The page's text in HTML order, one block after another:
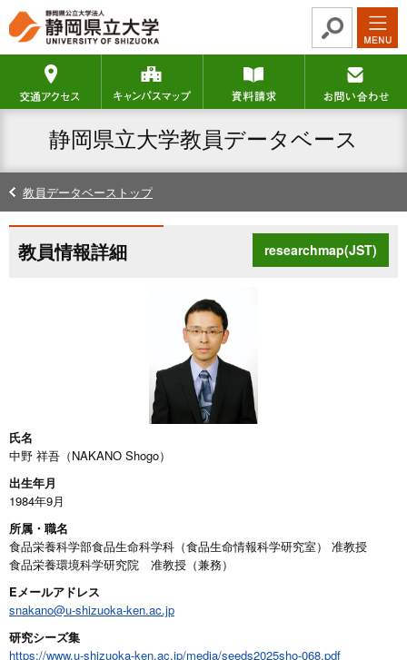
ロ
ー
ナ
ー
シ
文
へ
ー
カ
ビ
シ
ョ
ッ
タ
交通アクセス キャンパスマップ 資料請求
静岡県立大学教員データベース
教員データベーストップ
researchmap(JST)
教員情報詳細
氏名
中野 祥吾（NAKANO Shogo）
出生年月
1984年9月
所属・職名
食品栄養科学部食品生命科学科（食品生命情報科学研究室） 准教授
食品栄養環境科学研究院 准教授（兼務）
Eメールアドレス
snakano@u-shizuoka-ken.ac.jp
研究シーズ集
https://www.u-shizuoka-ken.ac.jp/media/seeds2025sho-068.pdf